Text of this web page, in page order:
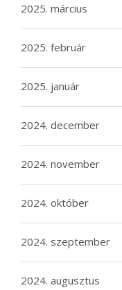
2025. március
2025. február
2025. január
2024. december
2024. november
2024. október
2024. szeptember
2024. augusztus